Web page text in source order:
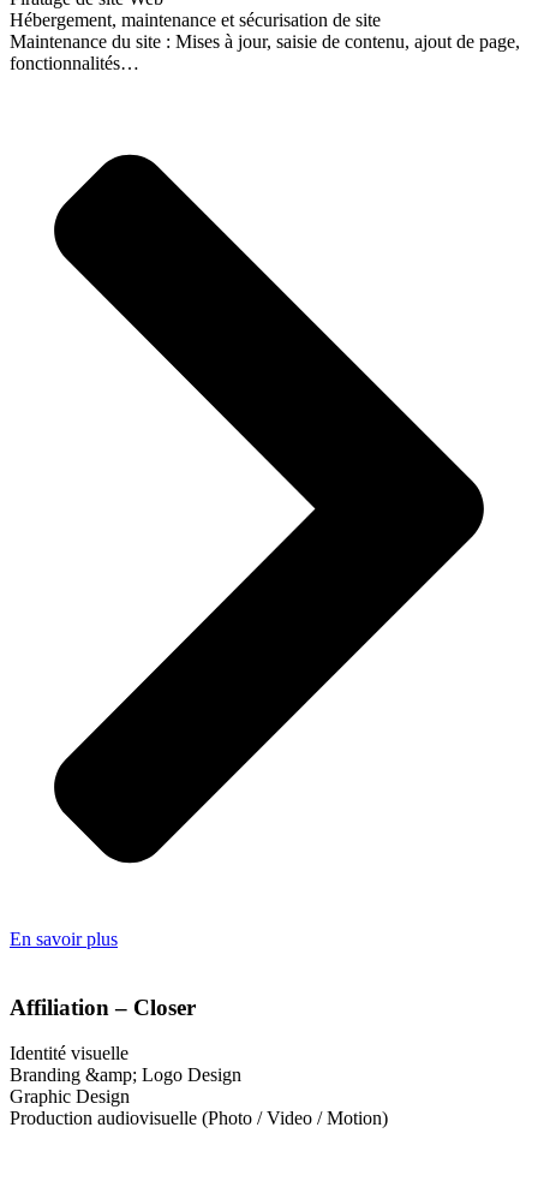
Hébergement, maintenance et sécurisation de site
Maintenance du site : Mises à jour, saisie de contenu, ajout de page,
fonctionnalités…
En savoir plus
Affiliation – Closer
Identité visuelle
Branding &amp; Logo Design
Graphic Design
Production audiovisuelle (Photo / Video / Motion)